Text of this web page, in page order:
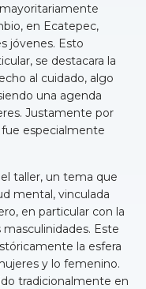
en Ecatepec,
jóvenes. Esto
se destacara la
al cuidado, algo
una agenda
Justamente por
especialmente
taller, un tema que
mental, vinculada
en particular con la
Este
la esfera
y lo femenino.
tradicionalmente en